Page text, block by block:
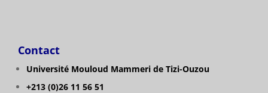
Contact
Université Mouloud Mammeri de Tizi-Ouzou
+213 (0)26 11 56 51